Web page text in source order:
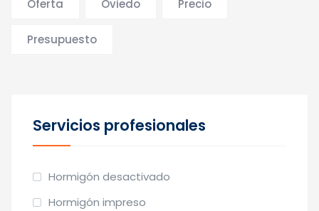
Oferta Oviedo Precio
Presupuesto
Servicios profesionales
Hormigón desactivado
Hormigón impreso